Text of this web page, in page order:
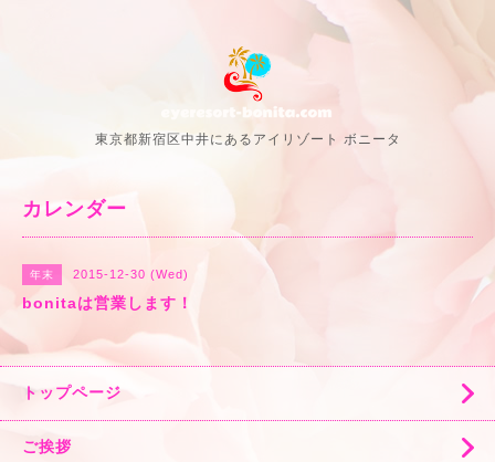
東京都新宿区中井にあるアイリゾート ボニータ
カレンダー
年末 2015-12-30 (Wed)
bonitaは営業します！
トップページ
ご挨拶